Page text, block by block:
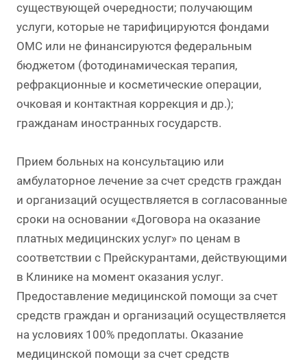
существующей очередности; получающим
услуги, которые не тарифицируются фондами
ОМС или не финансируются федеральным
бюджетом (фотодинамическая терапия,
рефракционные и косметические операции,
очковая и контактная коррекция и др.);
гражданам иностранных государств.
Прием больных на консультацию или
амбулаторное лечение за счет средств граждан
и организаций осуществляется в согласованные
сроки на основании «Договора на оказание
платных медицинских услуг» по ценам в
соответствии с Прейскурантами, действующими
в Клинике на момент оказания услуг.
Предоставление медицинской помощи за счет
средств граждан и организаций осуществляется
на условиях 100% предоплаты. Оказание
медицинской помощи за счет средств